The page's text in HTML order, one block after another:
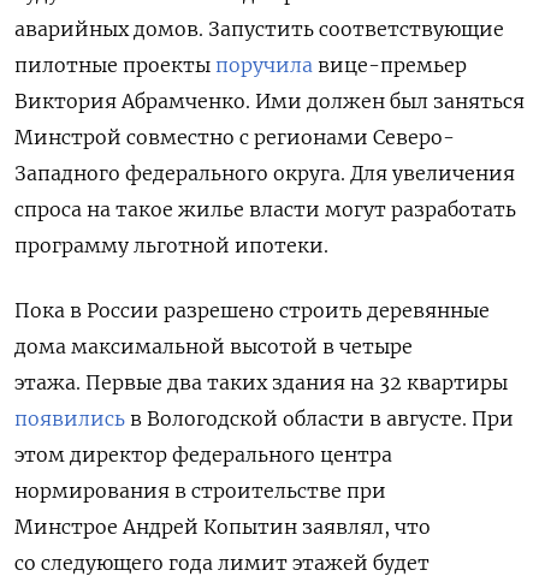
аварийных домов. Запустить соответствующие
пилотные проекты поручила вице-премьер
Виктория Абрамченко. Ими должен был заняться
Минстрой совместно с регионами Северо-
Западного федерального округа. Для увеличения
спроса на такое жилье власти могут разработать
программу льготной ипотеки.
Пока в России разрешено строить деревянные
дома максимальной высотой в четыре
этажа. Первые два таких здания на 32 квартиры
появились в Вологодской области в августе. При
этом директор федерального центра
нормирования в строительстве при
Минстрое Андрей Копытин заявлял, что
со следующего года лимит этажей будет